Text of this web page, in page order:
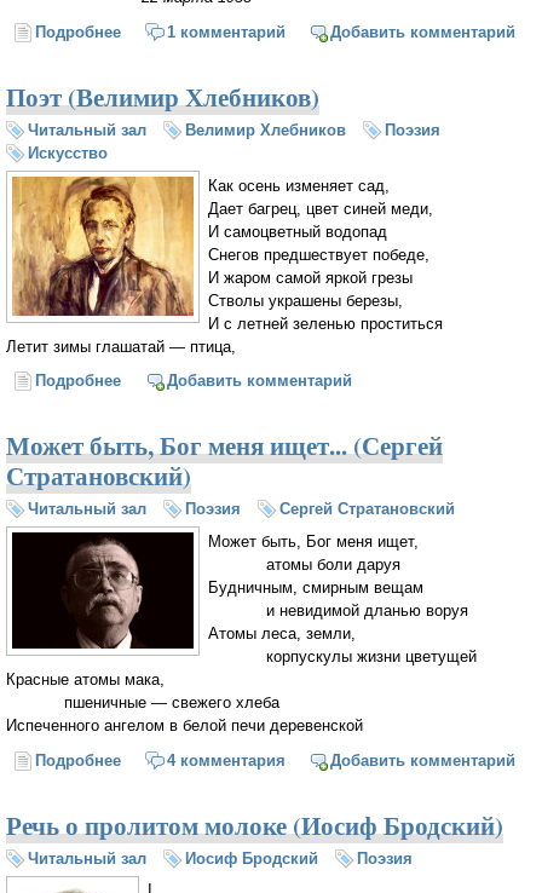
Подробнее о Опустивши забрало... (Марина Цветаева)
1 комментарий Добавить комментарий
Поэт (Велимир Хлебников)
Читальный зал Велимир Хлебников
Поэзия
Искусство
Как осень изменяет сад,
Дает багрец, цвет синей меди,
И самоцветный водопад
Снегов предшествует победе,
И жаром самой яркой грезы
Стволы украшены березы,
И с летней зеленью проститься
Летит зимы глашатай — птица,
Подробнее о Поэт (Велимир Хлебников)
Добавить комментарий
Может быть, Бог меня ищет... (Сергей
Стратановский)
Читальный зал Поэзия
Сергей Стратановский
Может быть, Бог меня ищет,
атомы боли даруя
Будничным, смирным вещам
и невидимой дланью воруя
Атомы леса, земли,
корпускулы жизни цветущей
Красные атомы мака,
пшеничные — свежего хлеба
Испеченного ангелом в белой печи деревенской
Подробнее о Может быть, Бог меня ищет... (Сергей
4 комментария Добавить комментарий
Речь о пролитом молоке (Иосиф Бродский)
Читальный зал Иосиф Бродский
Поэзия